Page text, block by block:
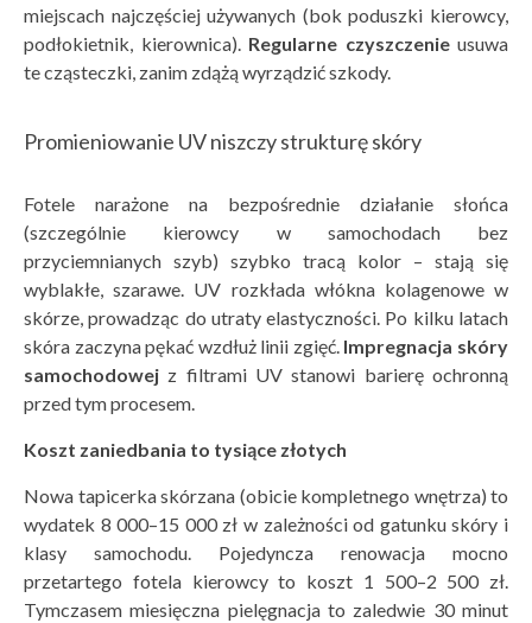
miejscach najczęściej używanych (bok poduszki kierowcy,
podłokietnik, kierownica). Regularne czyszczenieusuwa
te cząsteczki, zanim zdążą wyrządzić szkody.
Promieniowanie UV niszczy strukturę skóry
Fotele narażone na bezpośrednie działanie słońca
(szczególnie kierowcy w samochodach bez
przyciemnianych szyb) szybko tracą kolor – stają się
wyblakłe, szarawe. UV rozkłada włókna kolagenowe w
skórze, prowadząc do utraty elastyczności. Po kilku latach
skóra zaczyna pękać wzdłuż linii zgięć. Impregnacja skóry
samochodowej z filtrami UV stanowi barierę ochronną
przed tym procesem.
Koszt zaniedbania to tysiące złotych
Nowa tapicerka skórzana (obicie kompletnego wnętrza) to
wydatek 8 000–15 000 zł w zależności od gatunku skóry i
klasy samochodu. Pojedyncza renowacja mocno
przetartego fotela kierowcy to koszt 1 500–2 500 zł.
Tymczasem miesięczna pielęgnacja to zaledwie 30 minut